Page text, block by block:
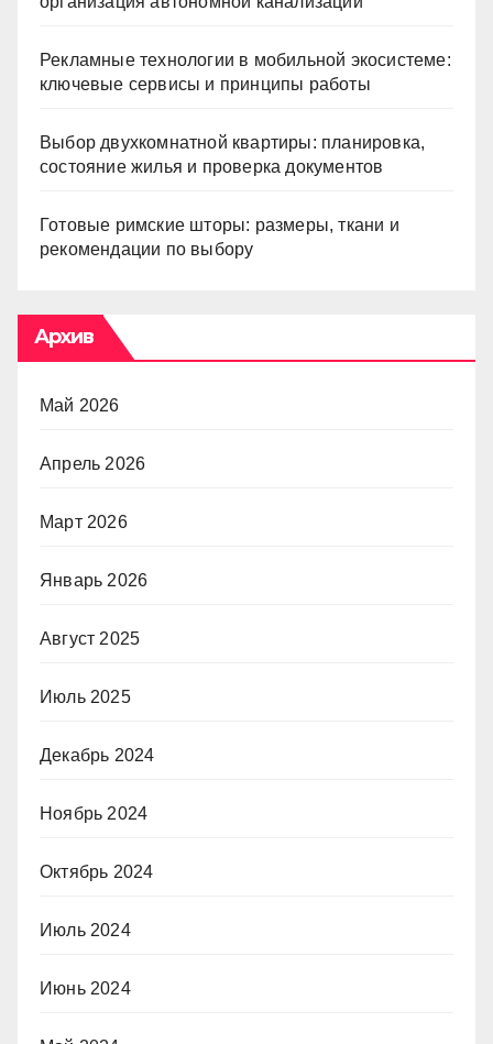
Рекламные технологии в мобильной экосистеме:
ключевые сервисы и принципы работы
Выбор двухкомнатной квартиры: планировка,
состояние жилья и проверка документов
Готовые римские шторы: размеры, ткани и
рекомендации по выбору
Архив
Май 2026
Апрель 2026
Март 2026
Январь 2026
Август 2025
Июль 2025
Декабрь 2024
Ноябрь 2024
Октябрь 2024
Июль 2024
Июнь 2024